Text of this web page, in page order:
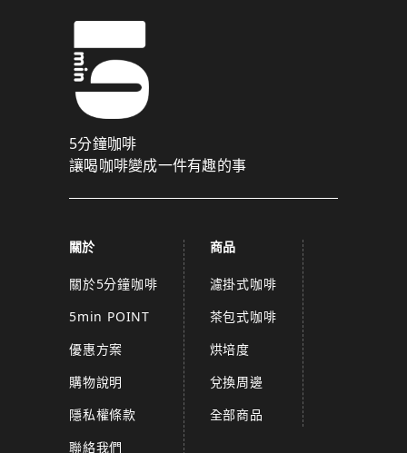
5分鐘咖啡
讓喝咖啡變成一件有趣的事
關於
關於5分鐘咖啡
5min POINT
優惠方案
購物說明
隱私權條款
聯絡我們
商品
濾掛式咖啡
茶包式咖啡
烘培度
兌換周邊
全部商品